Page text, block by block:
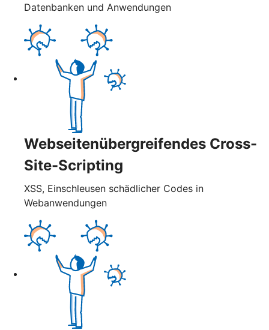
Datenbanken und Anwendungen
Webseitenübergreifendes Cross-
Site-Scripting
XSS, Einschleusen schädlicher Codes in
Webanwendungen